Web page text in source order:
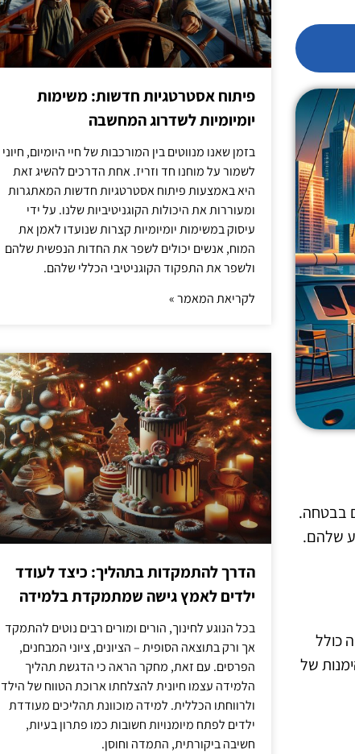
בבטחה.
שלהם.
כולל
של
פיתוח אסטרטגיות חדשות: משימות
יומיומיות לשדרוג המחשבה
בזמן שאנו מנווטים בין המורכבות של חיי היומיום, חיוני
לשמור על מוחנו חד וזריז. אחת הדרכים להשיג זאת
היא באמצעות פיתוח אסטרטגיות חדשות המאתגרות
ומעוררות את היכולות הקוגניטיביות שלנו. על ידי
עיסוק במשימות יומיומיות קצרות שנועדו לאמן את
המוח, אנשים יכולים לשפר את החדות הנפשית שלהם
ולשפר את התפקוד הקוגניטיבי הכללי שלהם.
לקריאת המאמר »
הדרך להתמקדות בתהליך: כיצד לעודד
ילדים לאמץ גישה שמתמקדת בלמידה
בכל הנוגע לחינוך, הורים ומורים רבים נוטים להתמקד
אך ורק בתוצאה הסופית – הציונים, ציוני המבחנים,
הפרסים. עם זאת, מחקר הראה כי הדגשת תהליך
הלמידה עצמו חיונית להצלחתו ארוכת הטווח של הילד
ולרווחתו הכללית. למידה מוכוונת תהליכים מעודדת
ילדים לפתח מיומנויות חשובות כמו פתרון בעיות,
חשיבה ביקורתית, התמדה וחוסן.